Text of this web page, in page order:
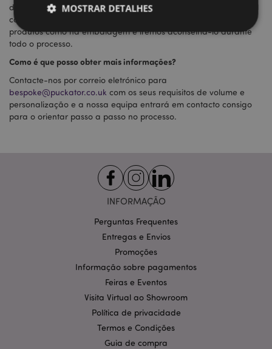
design e trabalhará diretamente com a fábrica para o obter tal
como pretende. A personalização pode ser feita tanto nos
produtos como na embalagem e iremos aconselhá-lo durante
todo o processo.
Como é que posso obter mais informações?
Contacte-nos por correio eletrónico para
bespoke@puckator.co.uk com os seus requisitos de volume e
personalização e a nossa equipa entrará em contacto consigo
para o orientar passo a passo no processo.
INFORMAÇÃO
Perguntas Frequentes
Entregas e Envios
Promoções
Informação sobre pagamentos
Feiras e Eventos
Visita Virtual ao Showroom
Política de privacidade
Termos e Condições
Guia de compra
MOSTRAR DETALHES
Estritamente necessários
Os cookies estritamente necessários permitem
funcionalidades centrais do website, tais como login
de utilizador e gestão de conta. O sítio web não
pode ser utilizado correctamente sem os cookies
CookieScriptConsent
mage-cache-storage-section-